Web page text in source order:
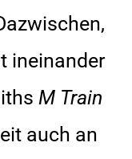
ineinander
M Train
auch an